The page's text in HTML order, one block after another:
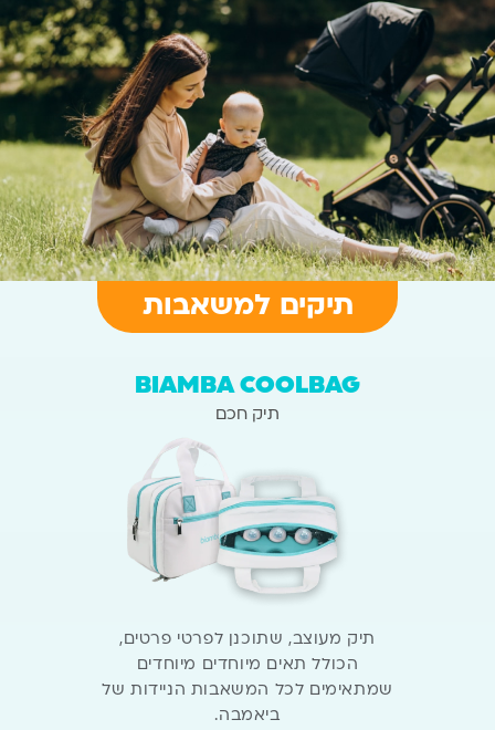
תיקים למשאבות
BIAMBA COOLBAG
תיק חכם
תיק מעוצב, שתוכנן לפרטי פרטים,
הכולל תאים מיוחדים מיוחדים
שמתאימים לכל המשאבות הניידות של
ביאמבה.